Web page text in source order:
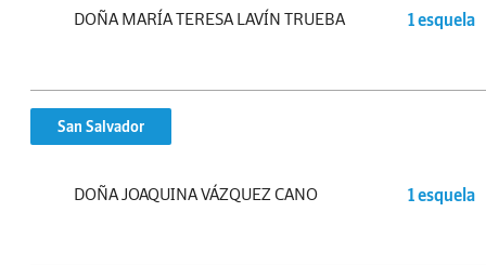
DOÑA MARÍA TERESA LAVÍN TRUEBA 1 esquela
San Salvador
DOÑA JOAQUINA VÁZQUEZ CANO 1 esquela